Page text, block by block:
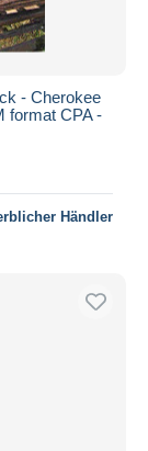
- Cherokee
format CPA -
Händler